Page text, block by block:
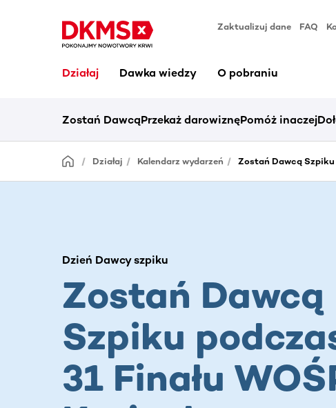
Zaktualizuj dane FAQ
Działaj Dawka wiedzy O pobraniu
Zostań DawcąPrzekaż darowiznęPomóż inaczej
Działaj Kalendarz wydarzeń Zostań Dawcą Szpiku
Dzień Dawcy szpiku
Zostań Dawcą
Szpiku
31 Finału